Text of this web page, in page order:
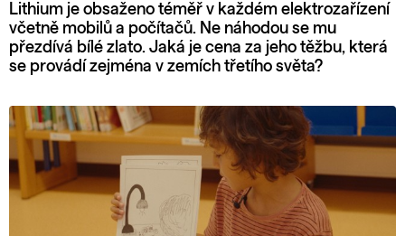
Lithium je obsaženo téměř v každém elektrozařízení
včetně mobilů a počítačů. Ne náhodou se mu
přezdívá bílé zlato. Jaká je cena za jeho těžbu, která
se provádí zejména v zemích třetího světa?